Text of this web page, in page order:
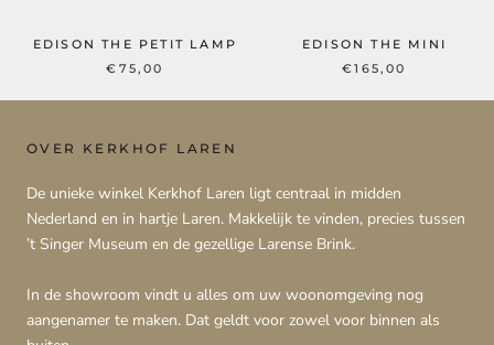
EDISON THE PETIT LAMP
€75,00
EDISON THE MINI
€165,00
OVER KERKHOF LAREN
De unieke winkel Kerkhof Laren ligt centraal in midden
Nederland en in hartje Laren. Makkelijk te vinden, precies tussen
’t Singer Museum en de gezellige Larense Brink.
In de showroom vindt u alles om uw woonomgeving nog
aangenamer te maken. Dat geldt voor zowel voor binnen als